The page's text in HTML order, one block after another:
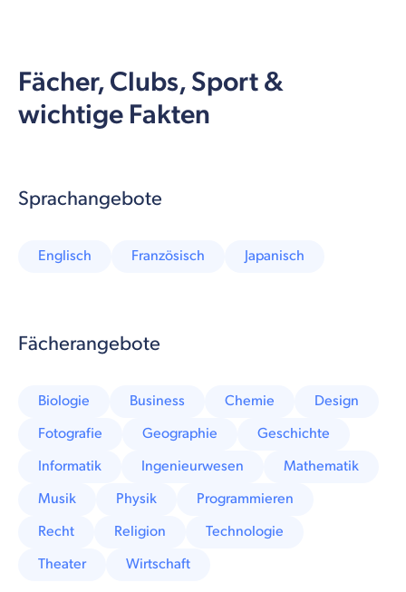
Fächer, Clubs, Sport &
wichtige Fakten
Sprachangebote
Englisch Französisch Japanisch
Fächerangebote
Biologie Business Chemie
Design
Fotografie
Geographie
Geschichte
Informatik
Ingenieurwesen
Mathematik
Musik
Physik
Programmieren
Recht
Religion
Technologie
Theater
Wirtschaft